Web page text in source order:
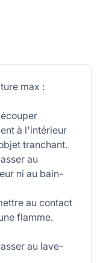
max :
à l'intérieur
tranchant.
au
ni au bain-
au contact
flamme.
au lave-